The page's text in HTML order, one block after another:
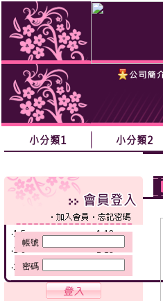
1-2
‧ 1-10
1-11
‧1-5 ‧1-12
‧1-6 ‧1-13
‧1-7
帳號
密碼